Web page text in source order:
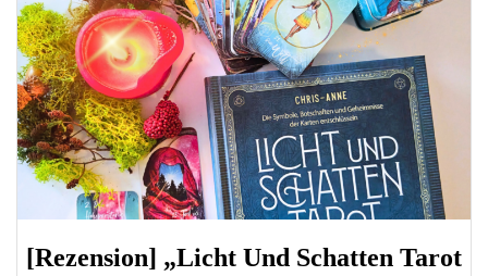
[Rezension] „Licht Und Schatten Tarot